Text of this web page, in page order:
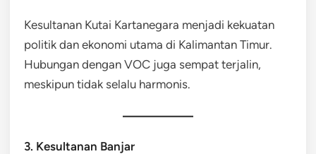
Kesultanan Kutai Kartanegara menjadi kekuatan
politik dan ekonomi utama di Kalimantan Timur.
Hubungan dengan VOC juga sempat terjalin,
meskipun tidak selalu harmonis.
3. Kesultanan Banjar